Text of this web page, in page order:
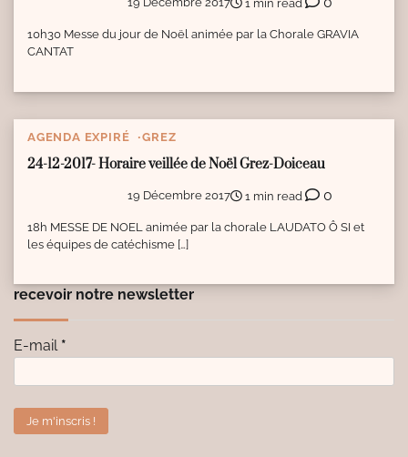
1 min read
10h30 Messe du jour de Noël animée par la Chorale GRAVIA
CANTAT
AGENDA EXPIRÉ GREZ
24-12-2017- Horaire veillée de Noël Grez-Doiceau
19 Décembre 2017 1 min read 0
18h MESSE DE NOEL animée par la chorale LAUDATO Ô SI et
les équipes de catéchisme […]
recevoir notre newsletter
E-mail *